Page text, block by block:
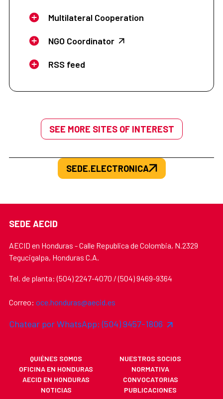
Multilateral Cooperation
NGO Coordinator
RSS feed
SEE MORE SITES OF INTEREST
SEDE.ELECTRONICA
SEDE AECID
AECID en Honduras - Calle Republica de Colombia, N.2329
Tegucigalpa, Honduras C.A.
Tel. de planta: (504) 2247-4070 / (504) 9469-9364
Correo: oce.honduras@aecid.es
Chatear por WhatsApp: (504) 9457-1806
QUIÉNES SOMOS
NUESTROS SOCIOS
OFICINA EN HONDURAS
NORMATIVA
AECID EN HONDURAS
CONVOCATORIAS
NOTICIAS
PUBLICACIONES